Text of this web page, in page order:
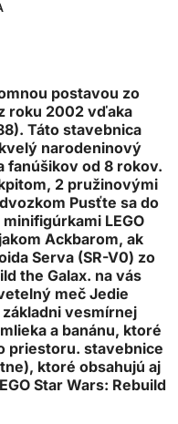
postavou zo
roku 2002 vďaka
Táto stavebnica
narodeninový
fanúšikov od 8 rokov.
2 pružinovými
Pusťte sa do
LEGO
Ackbarom, ak
Serva (SR-V0) zo
the Galax. na vás
meč Jedie
vesmírnej
a banánu, ktoré
priestoru. stavebnice
ktoré obsahujú aj
Star Wars: Rebuild